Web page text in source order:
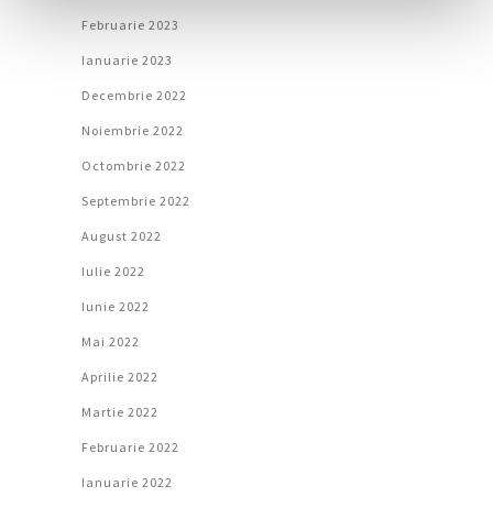
Februarie 2023
Ianuarie 2023
Decembrie 2022
Noiembrie 2022
Octombrie 2022
Septembrie 2022
August 2022
Iulie 2022
Iunie 2022
Mai 2022
Aprilie 2022
Martie 2022
Februarie 2022
Ianuarie 2022